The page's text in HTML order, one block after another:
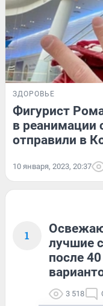
ЗДОРОВЬЕ
Фигурист
в реанимации
отправили в
10 января, 2023, 20:37
1
лучшие
после
3 518